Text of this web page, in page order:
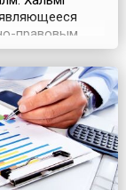
являющееся
правовым
Но с 2021
быть